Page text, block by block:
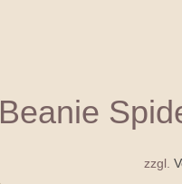
Beanie
zzgl.